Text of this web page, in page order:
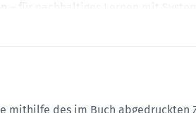
mithilfe des im Buch abgedruckten
– für nachhaltiges Lernen mit System